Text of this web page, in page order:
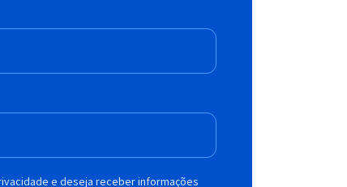
e deseja receber informações